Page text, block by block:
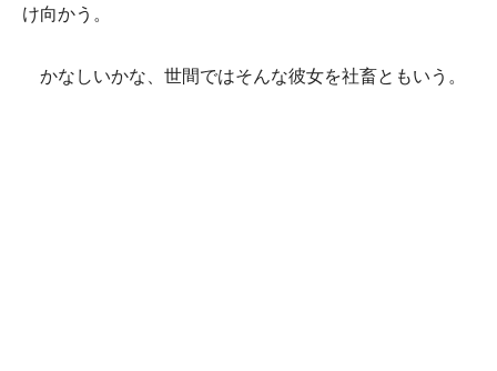
け向かう。
かなしいかな、世間ではそんな彼女を社畜ともいう。